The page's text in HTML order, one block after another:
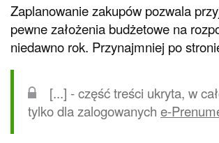
Zaplanowanie zakupów pozwala
pewne założenia budżetowe na
niedawno rok. Przynajmniej po
[...] - część treści ukryta, w
tylko dla zalogowanych e-